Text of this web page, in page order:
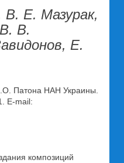
Е. Мазурак,
В.
Е.
Патона НАН Украины.
E-mail:
композиций